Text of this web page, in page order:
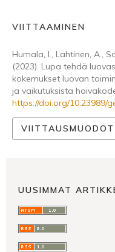
VIITTAAMINEN
Humala, I., Lahtinen, A.,
(2023). Lupa tehdä
kokemukset luovan
ja vaikutuksista
https://doi.org/10.23989/
VIITTAUSMUODOT
UUSIMMAT